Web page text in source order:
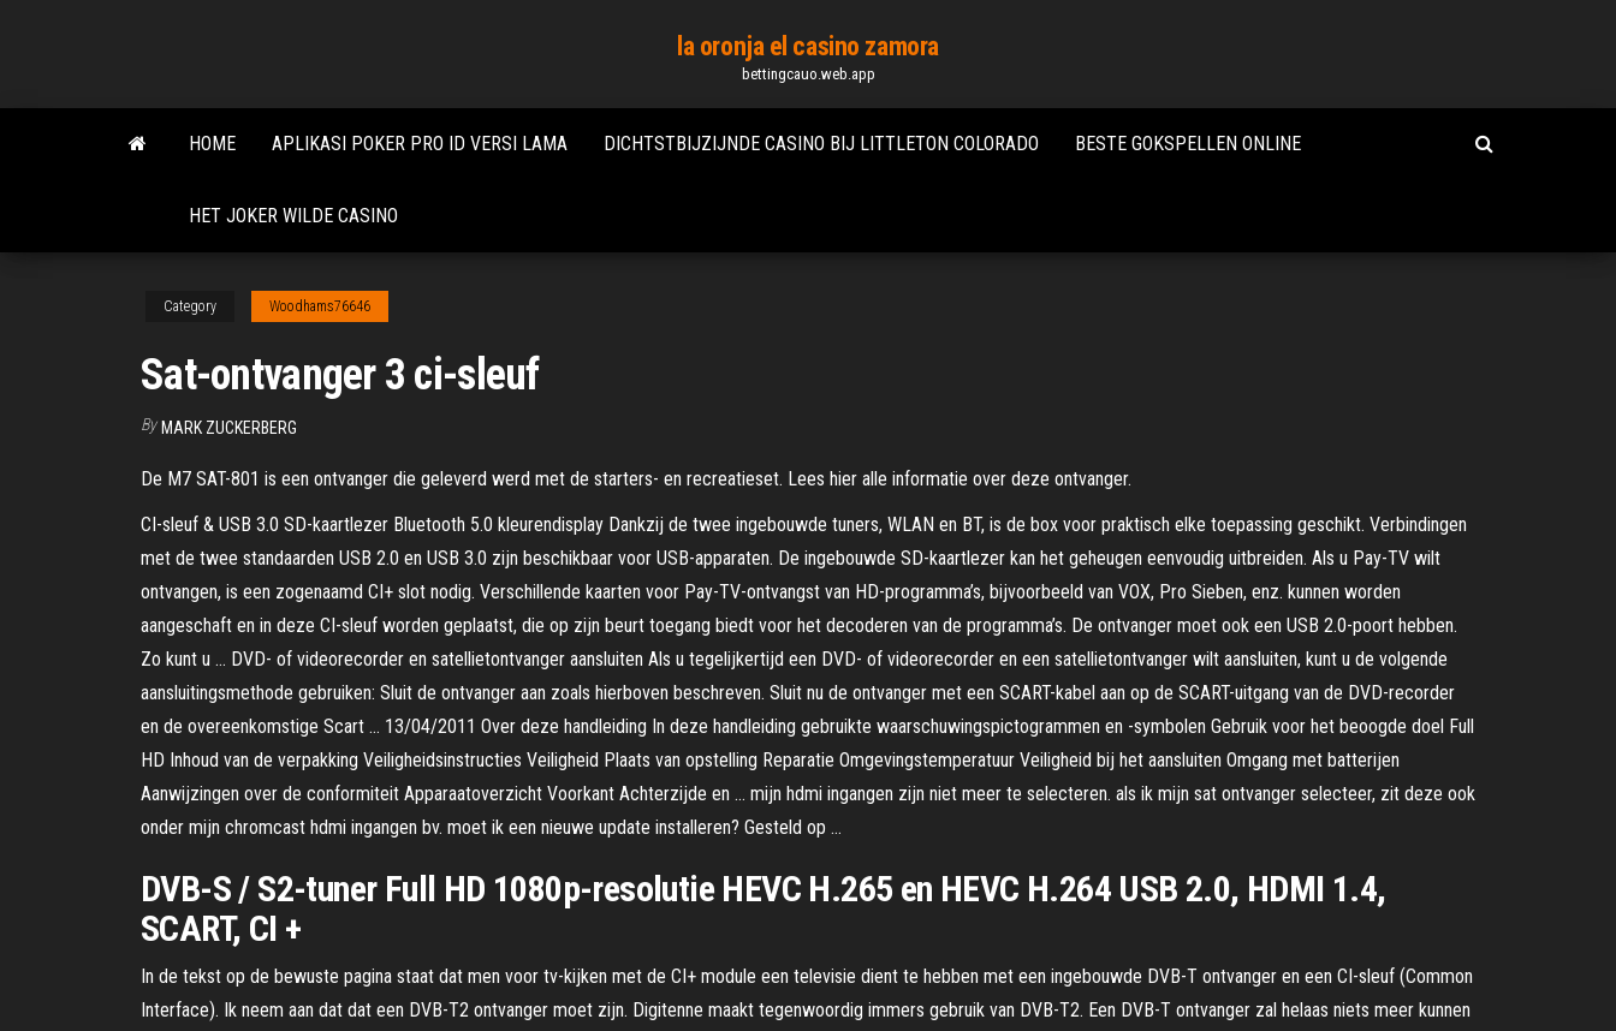
content
la oronja el casino zamora
bettingcauo.web.app
HOME APLIKASI POKER PRO ID VERSI LAMA DICHTSTBIJZIJNDE CASINO BIJ LITTLETON COLORADO BESTE GOKSPELLEN ONLINE
HET JOKER WILDE CASINO
Category Woodhams76646
Sat-ontvanger 3 ci-sleuf
By MARK ZUCKERBERG
De M7 SAT-801 is een ontvanger die geleverd werd met de starters- en recreatieset. Lees hier alle informatie over deze ontvanger.
CI-sleuf & USB 3.0 SD-kaartlezer Bluetooth 5.0 kleurendisplay Dankzij de twee ingebouwde tuners, WLAN en BT, is de box voor praktisch elke toepassing geschikt. Verbindingen
met de twee standaarden USB 2.0 en USB 3.0 zijn beschikbaar voor USB-apparaten. De ingebouwde SD-kaartlezer kan het geheugen eenvoudig uitbreiden. Als u Pay-TV wilt
ontvangen, is een zogenaamd CI+ slot nodig. Verschillende kaarten voor Pay-TV-ontvangst van HD-programma’s, bijvoorbeeld van VOX, Pro Sieben, enz. kunnen worden
aangeschaft en in deze CI-sleuf worden geplaatst, die op zijn beurt toegang biedt voor het decoderen van de programma’s. De ontvanger moet ook een USB 2.0-poort hebben.
Zo kunt u … DVD- of videorecorder en satellietontvanger aansluiten Als u tegelijkertijd een DVD- of videorecorder en een satellietontvanger wilt aansluiten, kunt u de volgende
aansluitingsmethode gebruiken: Sluit de ontvanger aan zoals hierboven beschreven. Sluit nu de ontvanger met een SCART-kabel aan op de SCART-uitgang van de DVD-recorder
en de overeenkomstige Scart … 13/04/2011 Over deze handleiding In deze handleiding gebruikte waarschuwingspictogrammen en -symbolen Gebruik voor het beoogde doel Full
HD Inhoud van de verpakking Veiligheidsinstructies Veiligheid Plaats van opstelling Reparatie Omgevingstemperatuur Veiligheid bij het aansluiten Omgang met batterijen
Aanwijzingen over de conformiteit Apparaatoverzicht Voorkant Achterzijde en … mijn hdmi ingangen zijn niet meer te selecteren. als ik mijn sat ontvanger selecteer, zit deze ook
onder mijn chromcast hdmi ingangen bv. moet ik een nieuwe update installeren? Gesteld op …
DVB-S / S2-tuner Full HD 1080p-resolutie HEVC H.265 en HEVC H.264 USB 2.0, HDMI 1.4,
SCART, CI +
In de tekst op de bewuste pagina staat dat men voor tv-kijken met de CI+ module een televisie dient te hebben met een ingebouwde DVB-T ontvanger en een CI-sleuf (Common
Interface). Ik neem aan dat dat een DVB-T2 ontvanger moet zijn. Digitenne maakt tegenwoordig immers gebruik van DVB-T2. Een DVB-T ontvanger zal helaas niets meer kunnen